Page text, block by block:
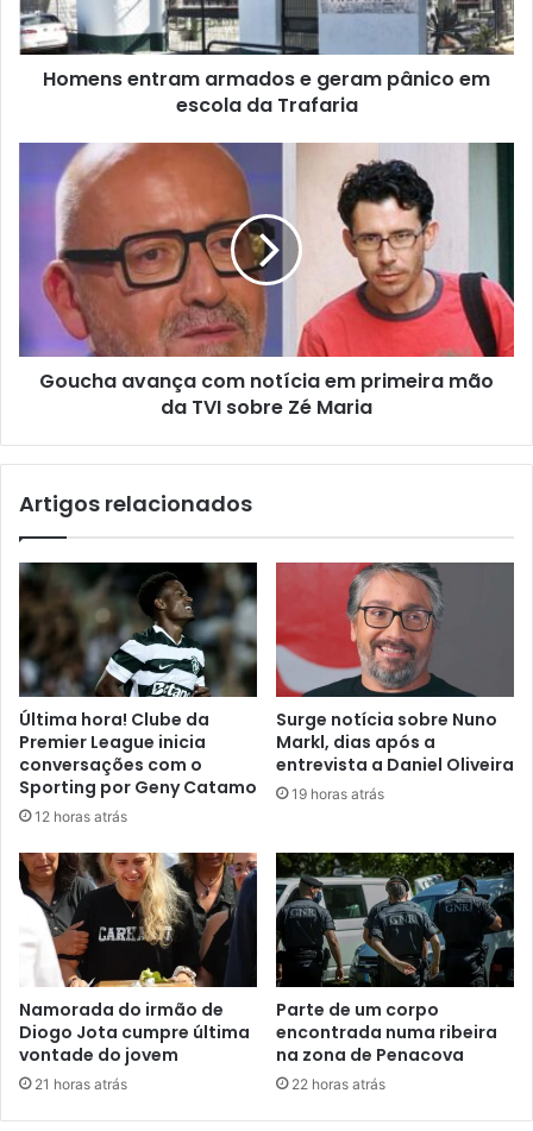
Homens entram armados e geram pânico em
escola da Trafaria
Goucha avança com notícia em primeira mão
da TVI sobre Zé Maria
Artigos relacionados
Última hora! Clube da
Premier League inicia
conversações com o
Sporting por Geny Catamo
12 horas atrás
Surge notícia sobre Nuno
Markl, dias após a
entrevista a Daniel Oliveira
19 horas atrás
Namorada do irmão de
Diogo Jota cumpre última
vontade do jovem
21 horas atrás
Parte de um corpo
encontrada numa ribeira
na zona de Penacova
22 horas atrás